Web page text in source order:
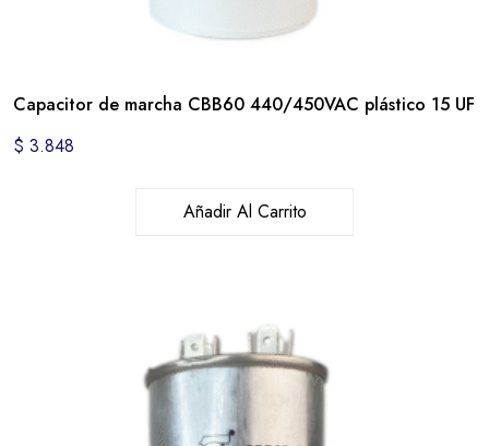
Capacitor de marcha CBB60 440/450VAC plástico 15 UF
$ 3.848
Añadir Al Carrito